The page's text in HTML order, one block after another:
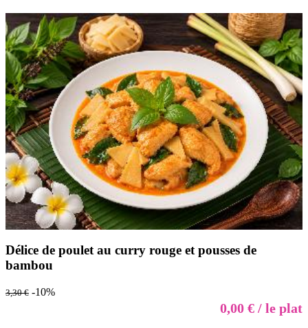
Délice de poulet au curry rouge et pousses de
bambou
3,30 € -10%
0,00 € / le plat